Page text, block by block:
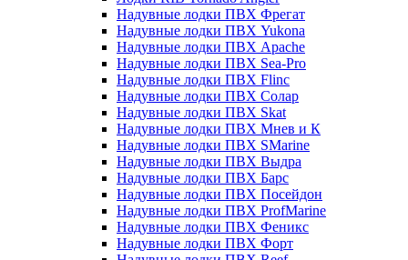
Надувные лодки ПВХ Фрегат
Надувные лодки ПВХ Yukona
Надувные лодки ПВХ Apache
Надувные лодки ПВХ Sea-Pro
Надувные лодки ПВХ Flinc
Надувные лодки ПВХ Солар
Надувные лодки ПВХ Skat
Надувные лодки ПВХ Мнев и К
Надувные лодки ПВХ SMarine
Надувные лодки ПВХ Выдра
Надувные лодки ПВХ Барс
Надувные лодки ПВХ Посейдон
Надувные лодки ПВХ ProfMarine
Надувные лодки ПВХ Феникс
Надувные лодки ПВХ Форт